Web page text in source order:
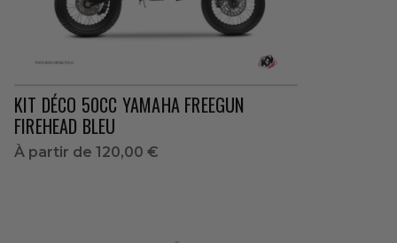
KIT DÉCO 50CC YAMAHA FREEGUN
FIREHEAD BLEU
À partir de 120,00 €